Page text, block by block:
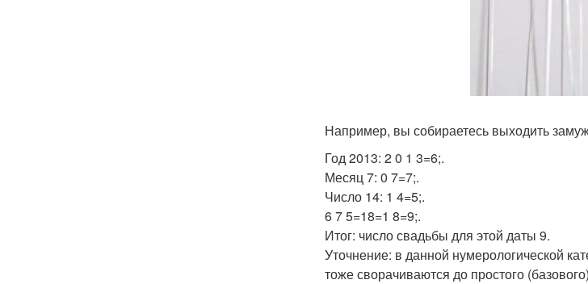
Например, вы собираетесь выходить
Год 2013: 2 0 1 3=6;.
Месяц 7: 0 7=7;.
Число 14: 1 4=5;.
6 7 5=18=1 8=9;.
Итог: число свадьбы для этой даты 9.
Уточнение: в данной нумерологической
тоже сворачиваются до простого